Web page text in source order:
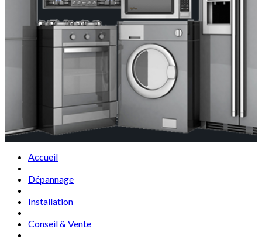
Accueil
Dépannage
Installation
Conseil & Vente